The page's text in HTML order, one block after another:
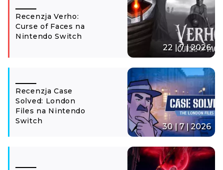
Recenzja Verho:
Curse of Faces na
Nintendo Switch
22 | 7 | 2026
Recenzja Case
Solved: London
Files na Nintendo
Switch
30 | 7 | 2026